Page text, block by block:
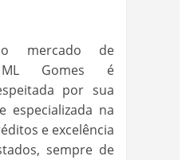
mercado de
Gomes é
por sua
especializada na
e excelência
sempre de